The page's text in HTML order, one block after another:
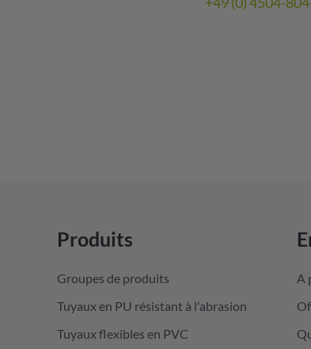
Produits
Groupes de produits
Tuyaux en PU résistant à l'abrasion
Tuyaux flexibles en PVC
A